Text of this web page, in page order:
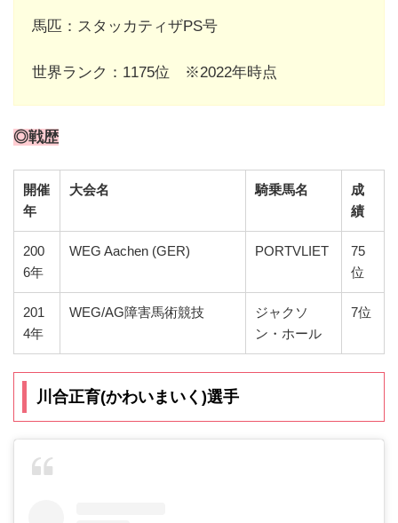
馬匹：スタッカティザPS号
世界ランク：1175位 ※2022年時点
◎戦歴
開催
年
大会名 騎乗馬名
成
績
200
6年
WEG Aachen (GER) PORTVLIET
75
位
201
4年
WEG/AG障害馬術競技
ジャクソ
ン・ホール
7位
川合正育(かわいまいく)選手